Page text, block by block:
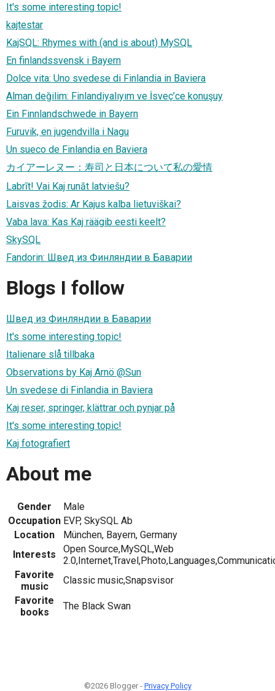
It's some interesting topic!
kajtestar
KajSQL: Rhymes with (and is about) MySQL
En finlandssvensk i Bayern
Dolce vita: Uno svedese di Finlandia in Baviera
Alman değilim: Finlandiyalıyım ve İsveç’ce konuşuy
Ein Finnlandschwede in Bayern
Furuvik, en jugendvilla i Nagu
Un sueco de Finlandia en Baviera
カイアーレヌー：寿司と日本について私の愛情
Labrīt! Vai Kaj runāt latviešu?
Laisvas žodis: Ar Kajus kalba lietuviškai?
Vaba lava: Kas Kaj räägib eesti keelt?
SkySQL
Fandorin: Швед из Финляндии в Баварии
Blogs I follow
Швед из Финляндии в Баварии
It's some interesting topic!
Italienare slå tillbaka
Observations by Kaj Arnö @Sun
Un svedese di Finlandia in Baviera
Kaj reser, springer, klättrar och pynjar på
It's some interesting topic!
Kaj fotografiert
About me
Gender
Male
Occupation EVP, SkySQL Ab
Location
München, Bayern, Germany
Interests
Open Source,MySQL,Web
Favorite
music
Classic music,Snapsvisor
Favorite
books
The Black Swan
©2026 Blogger - Privacy Policy